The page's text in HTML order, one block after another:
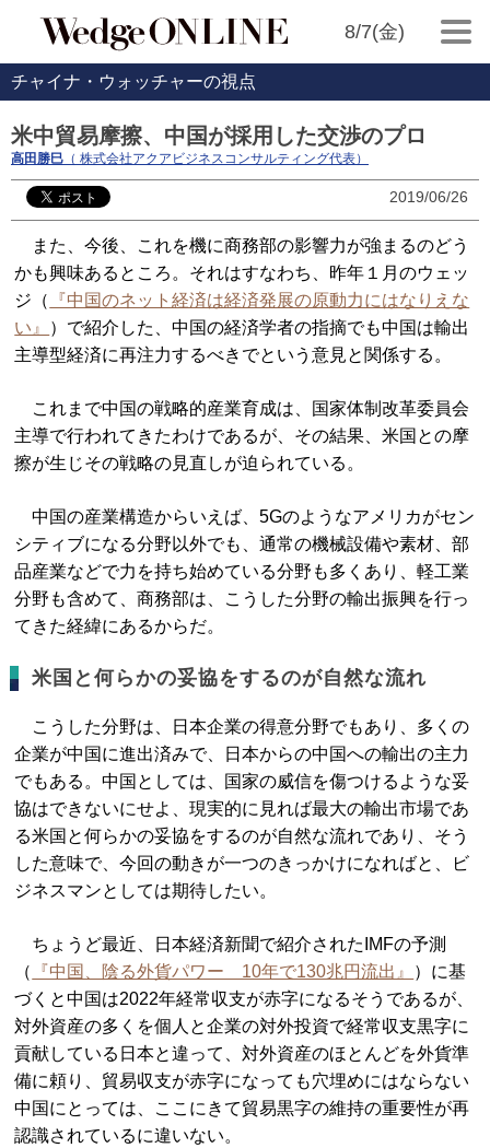
8/7(金)
チャイナ・ウォッチャーの視点
米中貿易摩擦、中国が採用した交渉のプロ
高田勝巳 （ 株式会社アクアビジネスコンサルティング代表）
2019/06/26
また、今後、これを機に商務部の影響力が強まるのどう
かも興味あるところ。それはすなわち、昨年１月のウェッ
ジ（
『中国のネット経済は経済発展の原動力にはなりえな
い』
）で紹介した、中国の経済学者の指摘でも中国は輸出
主導型経済に再注力するべきでという意見と関係する。
これまで中国の戦略的産業育成は、国家体制改革委員会
主導で行われてきたわけであるが、その結果、米国との摩
擦が生じその戦略の見直しが迫られている。
中国の産業構造からいえば、5Gのようなアメリカがセン
シティブになる分野以外でも、通常の機械設備や素材、部
品産業などで力を持ち始めている分野も多くあり、軽工業
分野も含めて、商務部は、こうした分野の輸出振興を行っ
てきた経緯にあるからだ。
米国と何らかの妥協をするのが自然な流れ
こうした分野は、日本企業の得意分野でもあり、多くの
企業が中国に進出済みで、日本からの中国への輸出の主力
でもある。中国としては、国家の威信を傷つけるような妥
協はできないにせよ、現実的に見れば最大の輸出市場であ
る米国と何らかの妥協をするのが自然な流れであり、そう
した意味で、今回の動きが一つのきっかけになればと、ビ
ジネスマンとしては期待したい。
ちょうど最近、日本経済新聞で紹介されたIMFの予測
（
『中国、陰る外貨パワー 10年で130兆円流出』
）に基
づくと中国は2022年経常収支が赤字になるそうであるが、
対外資産の多くを個人と企業の対外投資で経常収支黒字に
貢献している日本と違って、対外資産のほとんどを外貨準
備に頼り、貿易収支が赤字になっても穴埋めにはならない
中国にとっては、ここにきて貿易黒字の維持の重要性が再
認識されているに違いない。